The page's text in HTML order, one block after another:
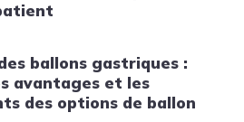
ballons gastriques :
avantages et les
des options de ballon